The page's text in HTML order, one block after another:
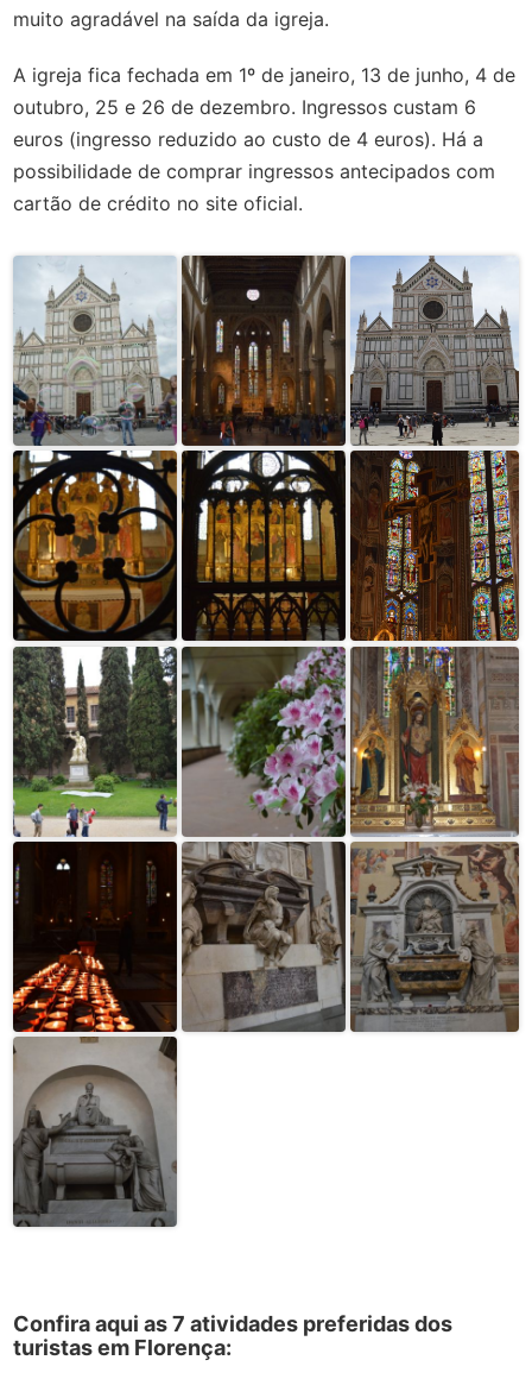
muito agradável na saída da igreja.
A igreja fica fechada em 1º de janeiro, 13 de junho, 4 de
outubro, 25 e 26 de dezembro. Ingressos custam 6
euros (ingresso reduzido ao custo de 4 euros). Há a
possibilidade de comprar ingressos antecipados com
cartão de crédito no site oficial.
Confira aqui as 7 atividades preferidas dos
turistas em Florença: